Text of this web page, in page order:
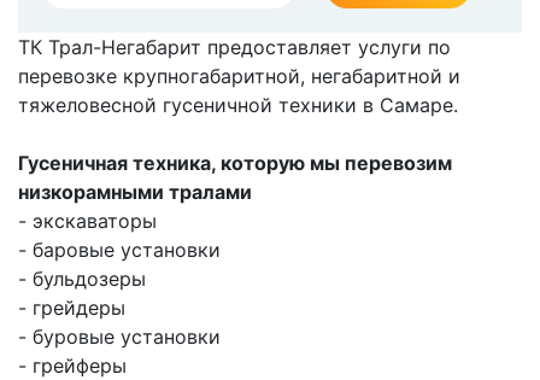
ТК Трал-Негабарит предоставляет услуги по
перевозке крупногабаритной, негабаритной и
тяжеловесной гусеничной техники в Самаре.
Гусеничная техника, которую мы перевозим
низкорамными тралами
- экскаваторы
- баровые установки
- бульдозеры
- грейдеры
- буровые установки
- грейферы